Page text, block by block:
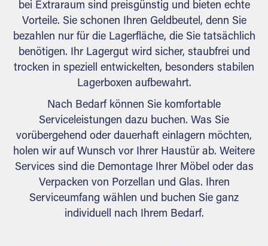
bei Extraraum sind preisgünstig und bieten echte
Vorteile. Sie schonen Ihren Geldbeutel, denn Sie
bezahlen nur für die Lagerfläche, die Sie tatsächlich
benötigen. Ihr Lagergut wird sicher, staubfrei und
trocken in speziell entwickelten, besonders stabilen
Lagerboxen aufbewahrt.
Nach Bedarf können Sie komfortable
Serviceleistungen dazu buchen. Was Sie
vorübergehend oder dauerhaft einlagern möchten,
holen wir auf Wunsch vor Ihrer Haustür ab. Weitere
Services sind die Demontage Ihrer Möbel oder das
Verpacken von Porzellan und Glas. Ihren
Serviceumfang wählen und buchen Sie ganz
individuell nach Ihrem Bedarf.